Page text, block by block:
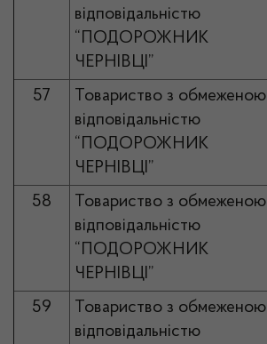
відповідальністю
“ПОДОРОЖНИК
ЧЕРНІВЦІ”
57
Товариство з обмеженою
відповідальністю
“ПОДОРОЖНИК
ЧЕРНІВЦІ”
58
Товариство з обмеженою
відповідальністю
“ПОДОРОЖНИК
ЧЕРНІВЦІ”
59
Товариство з обмеженою
відповідальністю